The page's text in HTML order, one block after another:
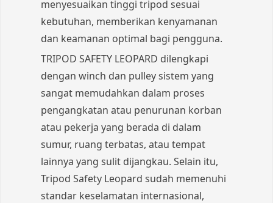
menyesuaikan tinggi tripod sesuai
kebutuhan, memberikan kenyamanan
dan keamanan optimal bagi pengguna.
TRIPOD SAFETY LEOPARD dilengkapi
dengan winch dan pulley sistem yang
sangat memudahkan dalam proses
pengangkatan atau penurunan korban
atau pekerja yang berada di dalam
sumur, ruang terbatas, atau tempat
lainnya yang sulit dijangkau. Selain itu,
Tripod Safety Leopard sudah memenuhi
standar keselamatan internasional,